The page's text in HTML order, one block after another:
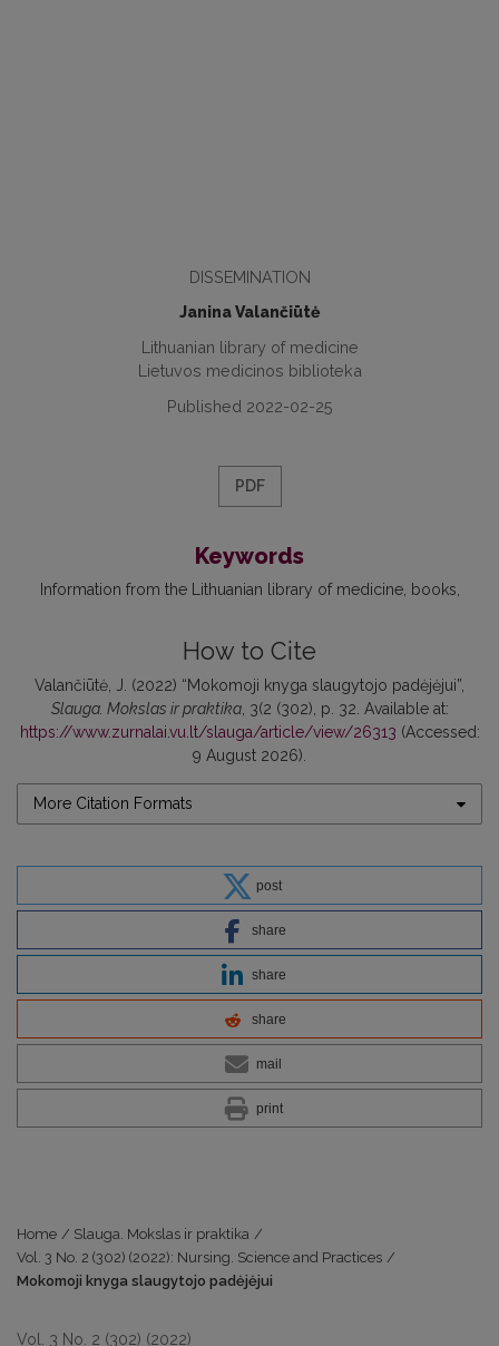
DISSEMINATION
Janina Valančiūtė
Lithuanian library of medicine
Lietuvos medicinos biblioteka
Published 2022-02-25
PDF
Keywords
Information from the Lithuanian library of medicine books
How to Cite
Valančiūtė, J. (2022) “Mokomoji knyga slaugytojo padėjėjui”,
Slauga. Mokslas ir praktika, 3(2 (302), p. 32. Available at:
https://www.zurnalai.vu.lt/slauga/article/view/26313 (Accessed:
9 August 2026).
More Citation Formats
post
share
share
share
mail
print
Home / Slauga. Mokslas ir praktika /
Vol. 3 No. 2 (302) (2022): Nursing. Science and Practices /
Mokomoji knyga slaugytojo padėjėjui
Vol. 3 No. 2 (302) (2022)